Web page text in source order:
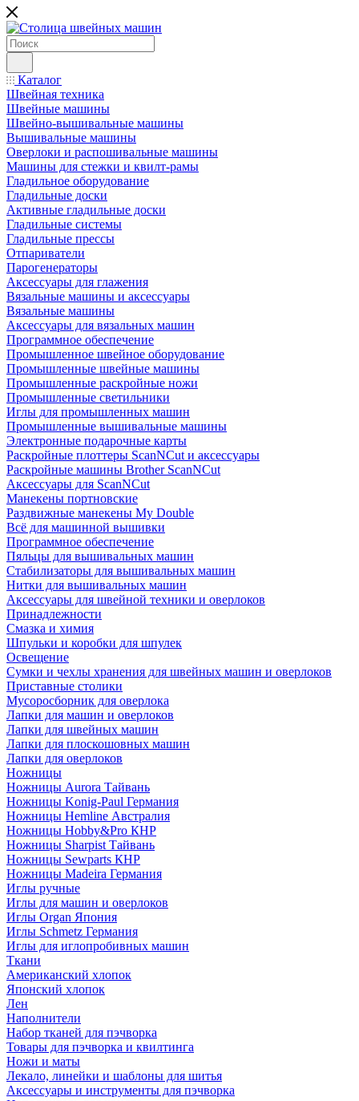
Каталог
Швейная техника
Швейные машины
Швейно-вышивальные машины
Вышивальные машины
Оверлоки и распошивальные машины
Машины для стежки и квилт-рамы
Гладильное оборудование
Гладильные доски
Активные гладильные доски
Гладильные системы
Гладильные прессы
Отпариватели
Парогенераторы
Аксессуары для глажения
Вязальные машины и аксессуары
Вязальные машины
Аксессуары для вязальных машин
Программное обеспечение
Промышленное швейное оборудование
Промышленные швейные машины
Промышленные раскройные ножи
Промышленные светильники
Иглы для промышленных машин
Промышленные вышивальные машины
Электронные подарочные карты
Раскройные плоттеры ScanNCut и аксессуары
Раскройные машины Brother ScanNCut
Аксессуары для ScanNCut
Манекены портновские
Раздвижные манекены My Double
Всё для машинной вышивки
Программное обеспечение
Пяльцы для вышивальных машин
Стабилизаторы для вышивальных машин
Нитки для вышивальных машин
Аксессуары для швейной техники и оверлоков
Принадлежности
Смазка и химия
Шпульки и коробки для шпулек
Освещение
Сумки и чехлы хранения для швейных машин и оверлоков
Приставные столики
Мусоросборник для оверлока
Лапки для машин и оверлоков
Лапки для швейных машин
Лапки для плоскошовных машин
Лапки для оверлоков
Ножницы
Ножницы Aurora Тайвань
Ножницы Konig-Paul Германия
Ножницы Hemline Австралия
Ножницы Hobby&Pro КНР
Ножницы Sharpist Тайвань
Ножницы Sewparts КНР
Ножницы Madeira Германия
Иглы ручные
Иглы для машин и оверлоков
Иглы Organ Япония
Иглы Schmetz Германия
Иглы для иглопробивных машин
Ткани
Американский хлопок
Японский хлопок
Лен
Наполнители
Набор тканей для пэчворка
Товары для пэчворка и квилтинга
Ножи и маты
Лекало, линейки и шаблоны для шитья
Аксессуары и инструменты для пэчворка